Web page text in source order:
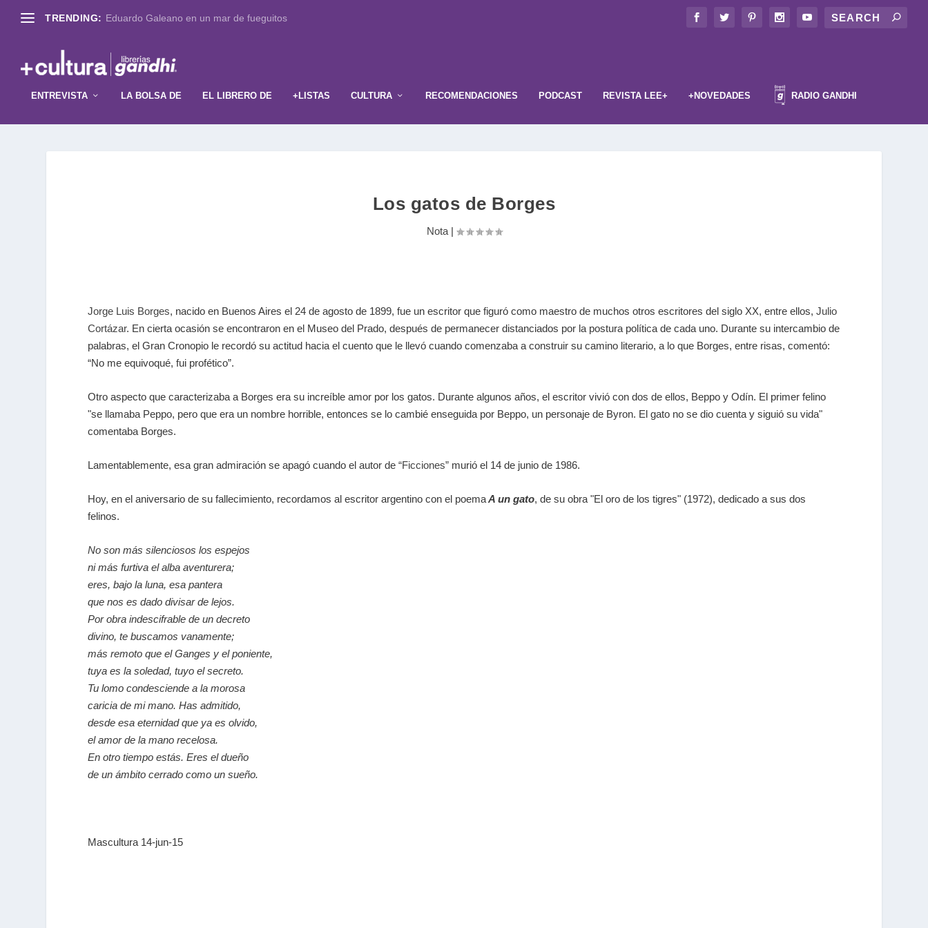
TRENDING: Eduardo Galeano en un mar de fueguitos
ENTREVISTA LA BOLSA DE EL LIBRERO DE +LISTAS CULTURA RECOMENDACIONES PODCAST REVISTA LEE+ +NOVEDADES RADIO GANDHI
Los gatos de Borges
Nota|
Jorge Luis Borges, nacido en Buenos Aires el 24 de agosto de 1899, fue un escritor que figuró como maestro de muchos otros escritores del siglo XX, entre ellos,Julio
Cortázar. En cierta ocasión se encontraron en el Museo del Prado, después de permanecer distanciados por la postura política de cada uno. Durante su intercambio de
palabras, el Gran Cronopio le recordó su actitud hacia el cuento que le llevó cuando comenzaba a construir su camino literario, a lo que Borges, entre risas, comentó:
“No me equivoqué, fui profético”.
Otro aspecto que caracterizaba a Borges era su increíble amor por los gatos. Durante algunos años, el escritor vivió con dos de ellos, Beppo y Odín. El primer felino
"se llamaba Peppo, pero que era un nombre horrible, entonces se lo cambié enseguida por Beppo, un personaje de Byron. El gato no se dio cuenta y siguió su vida"
comentaba Borges.
Lamentablemente, esa gran admiración se apagó cuando el autor de “Ficciones” murió el 14 de junio de 1986.
Hoy, en el aniversario de su fallecimiento, recordamos al escritor argentino con el poemaA un gato, de su obra "El oro de los tigres" (1972), dedicado a sus dos
felinos.
No son más silenciosos los espejos
ni más furtiva el alba aventurera;
eres, bajo la luna, esa pantera
que nos es dado divisar de lejos.
Por obra indescifrable de un decreto
divino, te buscamos vanamente;
más remoto que el Ganges y el poniente,
tuya es la soledad, tuyo el secreto.
Tu lomo condesciende a la morosa
caricia de mi mano. Has admitido,
desde esa eternidad que ya es olvido,
el amor de la mano recelosa.
En otro tiempo estás. Eres el dueño
de un ámbito cerrado como un sueño.
Mascultura 14-jun-15